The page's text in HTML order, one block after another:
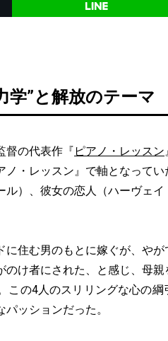
学”と解放のテーマ
督の代表作『 ピアノ・レッスン
・レッスン』で軸となってい
）、彼女の恋人（ハーヴェ
住む男のもとに嫁ぐが、やが
け者にされた、と感じ、母
の4人のスリリングな心の綱
ッションだった。